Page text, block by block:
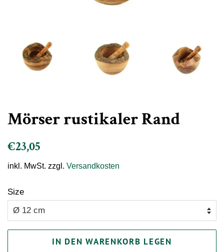
Mörser rustikaler Rand
Normaler
€23,05
inkl. MwSt. zzgl. Versandkosten
Size
IN DEN WARENKORB LEGEN